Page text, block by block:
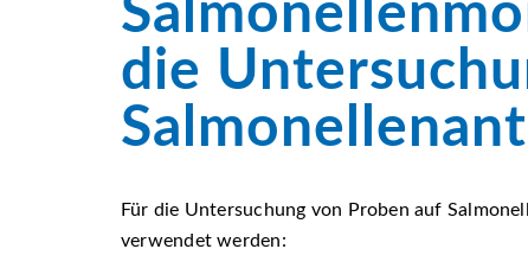
die
Für die Untersuchung von Proben auf
verwendet werden: